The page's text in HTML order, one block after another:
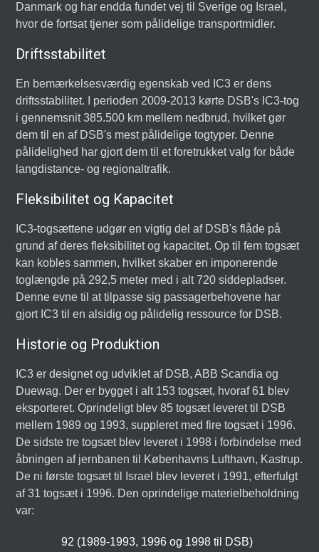
Danmark og har endda fundet vej til Sverige og Israel,
hvor de fortsat tjener som pålidelige transportmidler.
Driftsstabilitet
En bemærkelsesværdig egenskab ved IC3 er dens
driftsstabilitet. I perioden 2009-2013 kørte DSB's IC3-tog
i gennemsnit 385.500 km mellem nedbrud, hvilket gør
dem til en af DSB's mest pålidelige togtyper. Denne
pålidelighed har gjort dem til et foretrukket valg for både
langdistance- og regionaltrafik.
Fleksibilitet og Kapacitet
IC3-togsættene udgør en vigtig del af DSB's flåde på
grund af deres fleksibilitet og kapacitet. Op til fem togsæt
kan kobles sammen, hvilket skaber en imponerende
toglængde på 292,5 meter med i alt 720 siddepladser.
Denne evne til at tilpasse sig passagerbehovene har
gjort IC3 til en alsidig og pålidelig ressource for DSB.
Historie og Produktion
IC3 er designet og udviklet af DSB, ABB Scandia og
Duewag. Der er bygget i alt 153 togsæt, hvoraf 61 blev
eksporteret. Oprindeligt blev 85 togsæt leveret til DSB
mellem 1989 og 1993, suppleret med fire togsæt i 1996.
De sidste tre togsæt blev leveret i 1998 i forbindelse med
åbningen af jernbanen til Københavns Lufthavn, Kastrup.
De ni første togsæt til Israel blev leveret i 1991, efterfulgt
af 31 togsæt i 1996. Den oprindelige materielbeholdning
var:
92 (1989-1993, 1996 og 1998 til DSB)